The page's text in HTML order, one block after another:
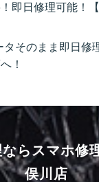
即日修理可能！
そのまま即日修
！
らスマホ修
俣川店